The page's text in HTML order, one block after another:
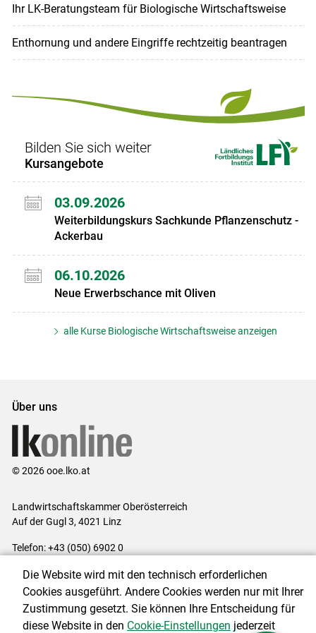
Ihr LK-Beratungsteam für Biologische Wirtschaftsweise
Enthornung und andere Eingriffe rechtzeitig beantragen
Bilden Sie sich weiter
Kursangebote
03.09.2026
Weiterbildungskurs Sachkunde Pflanzenschutz -
Ackerbau
06.10.2026
Neue Erwerbschance mit Oliven
alle Kurse Biologische Wirtschaftsweise anzeigen
Über uns
© 2026 ooe.lko.at
Landwirtschaftskammer Oberösterreich
Auf der Gugl 3, 4021 Linz
Telefon: +43 (050) 6902 0
Impressum|Kontakt|Gewinnspiele|Datenschutzerklärung |
Barrierefreiheit
Cookie-Einstellungen
Die Website wird mit den technisch erforderlichen
Cookies ausgeführt. Andere Cookies werden nur mit Ihrer
Zustimmung gesetzt. Sie können Ihre Entscheidung für
diese Website in den Cookie-Einstellungen jederzeit